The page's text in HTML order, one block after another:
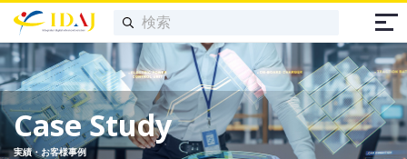
Case Study
実績・お客様事例